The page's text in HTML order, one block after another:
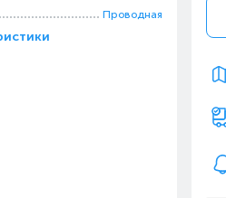
Проводная